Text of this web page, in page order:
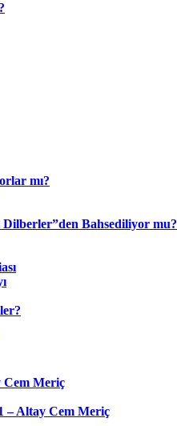
mı?
Dilberler”den Bahsediliyor mu?
Cem Meriç
– Altay Cem Meriç